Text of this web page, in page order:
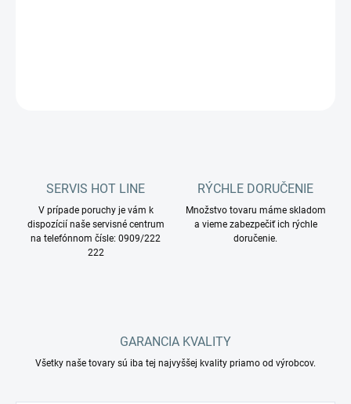
SERVIS HOT LINE
V prípade poruchy je vám k
dispozícií naše servisné centrum
na telefónnom čísle: 0909/222
222
RÝCHLE DORUČENIE
Množstvo tovaru máme skladom
a vieme zabezpečiť ich rýchle
doručenie.
GARANCIA KVALITY
Všetky naše tovary sú iba tej najvyššej kvality priamo od výrobcov.